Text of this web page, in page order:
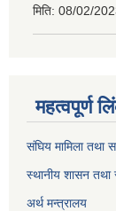
मिति: 08/02/
महत्वपूर्ण
संघिय मामिला तथा
स्थानीय शासन तथा
अर्थ मन्त्रालय